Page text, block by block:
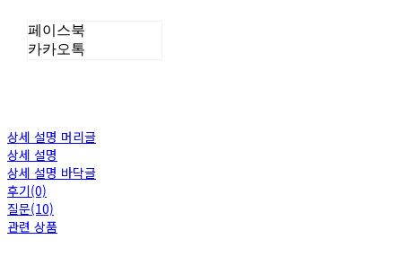
페이스북
카카오톡
상세 설명 머리글
상세 설명
상세 설명 바닥글
후기(0)
질문(10)
관련 상품